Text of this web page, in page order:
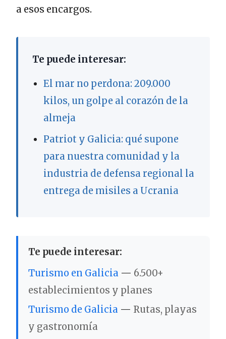
a esos encargos.
Te puede interesar:
El mar no perdona: 209.000
kilos, un golpe al corazón de la
almeja
Patriot y Galicia: qué supone
para nuestra comunidad y la
industria de defensa regional la
entrega de misiles a Ucrania
Te puede interesar:
Turismo en Galicia — 6.500+
establecimientos y planes
Turismo de Galicia — Rutas, playas
y gastronomía